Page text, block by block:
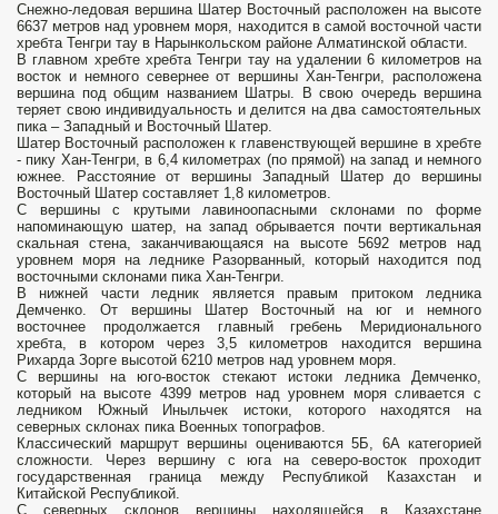
Снежно-ледовая вершина Шатер Восточный расположен на высоте
6637 метров над уровнем моря, находится в самой восточной части
хребта Тенгри тау в Нарынкольском районе Алматинской области.
В главном хребте хребта Тенгри тау на удалении 6 километров на
восток и немного севернее от вершины Хан-Тенгри, расположена
вершина под общим названием Шатры. В свою очередь вершина
теряет свою индивидуальность и делится на два самостоятельных
пика – Западный и Восточный Шатер.
Шатер Восточный расположен к главенствующей вершине в хребте
- пику Хан-Тенгри, в 6,4 километрах (по прямой) на запад и немного
южнее. Расстояние от вершины Западный Шатер до вершины
Восточный Шатер составляет 1,8 километров.
С вершины с крутыми лавиноопасными склонами по форме
напоминающую шатер, на запад обрывается почти вертикальная
скальная стена, заканчивающаяся на высоте 5692 метров над
уровнем моря на леднике Разорванный, который находится под
восточными склонами пика Хан-Тенгри.
В нижней части ледник является правым притоком ледника
Демченко. От вершины Шатер Восточный на юг и немного
восточнее продолжается главный гребень Меридионального
хребта, в котором через 3,5 километров находится вершина
Рихарда Зорге высотой 6210 метров над уровнем моря.
С вершины на юго-восток стекают истоки ледника Демченко,
который на высоте 4399 метров над уровнем моря сливается с
ледником Южный Иныльчек истоки, которого находятся на
северных склонах пика Военных топографов.
Классический маршрут вершины оцениваются 5Б, 6А категорией
сложности. Через вершину с юга на северо-восток проходит
государственная граница между Республикой Казахстан и
Китайской Республикой.
С северных склонов вершины находящейся в Казахстане